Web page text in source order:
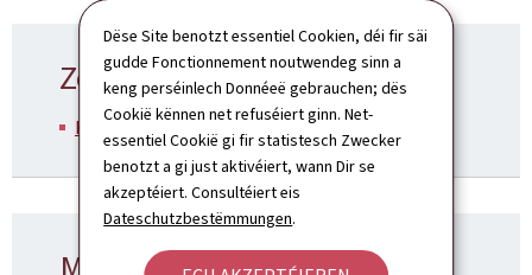
Dëse Site benotzt essentiel Cookien, déi fir säi
gudde Fonctionnement noutwendeg sinn a
keng perséinlech Donnéeë gebrauchen; dës
Cookië kënnen net refuséiert ginn. Net-
essentiel Cookië gi fir statistesch Zwecker
benotzt a gi just aktivéiert, wann Dir se
akzeptéiert. Consultéiert eis
Dateschutzbestëmmungen.
Zoustännege Ministère
Kulturministère